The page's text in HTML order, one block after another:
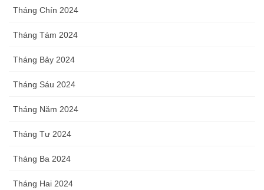
Tháng Chín 2024
Tháng Tám 2024
Tháng Bảy 2024
Tháng Sáu 2024
Tháng Năm 2024
Tháng Tư 2024
Tháng Ba 2024
Tháng Hai 2024